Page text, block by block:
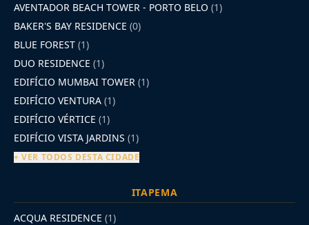
AVENTADOR BEACH TOWER - PORTO BELO (1)
BAKER'S BAY RESIDENCE (0)
BLUE FOREST (1)
DUO RESIDENCE (1)
EDIFÍCIO MUMBAI TOWER (1)
EDIFÍCIO VENTURA (1)
EDIFÍCIO VÉRTICE (1)
EDIFÍCIO VISTA JARDINS (1)
+ VER TODOS DESTA CIDADE
ITAPEMA
ACQUA RESIDENCE (1)